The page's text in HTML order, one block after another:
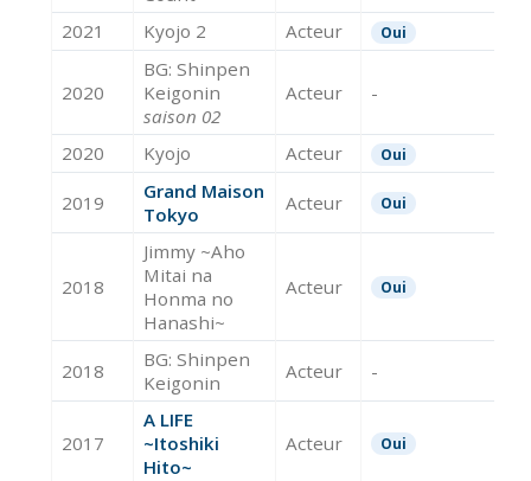
2021
Kyojo 2 Acteur Oui
2020
BG: Shinpen
Keigonin
saison 02
Acteur -
2020 Kyojo Acteur Oui
2019
Grand Maison
Tokyo
Acteur Oui
2018
Jimmy ~Aho
Mitai na
Honma no
Hanashi~
Acteur Oui
2018
BG: Shinpen
Keigonin
Acteur -
2017
A LIFE
~Itoshiki
Hito~
Acteur Oui